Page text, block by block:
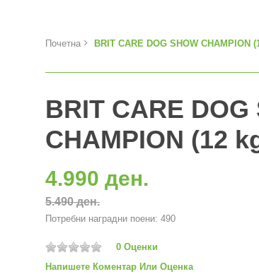
Почетна BRIT CARE DOG SHOW CHAMPION
BRIT CARE DOG
CHAMPION (12
4.990 ден.
5.490 ден.
Потребни наградни поени: 490
0 Оценки
Напишете Коментар Или Оценка